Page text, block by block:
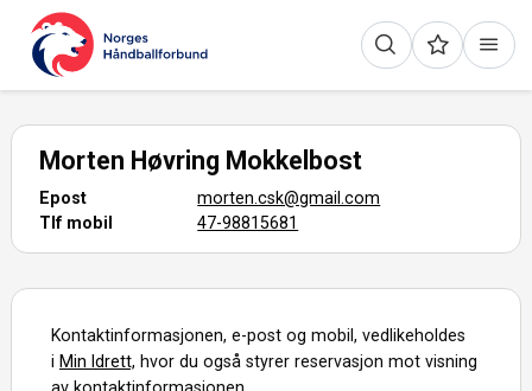
Morten Høvring Mokkelbost
Epost
morten.csk@gmail.com
Tlf mobil
47-98815681
Kontaktinformasjonen, e-post og mobil, vedlikeholdes
i Min Idrett, hvor du også styrer reservasjon mot visning